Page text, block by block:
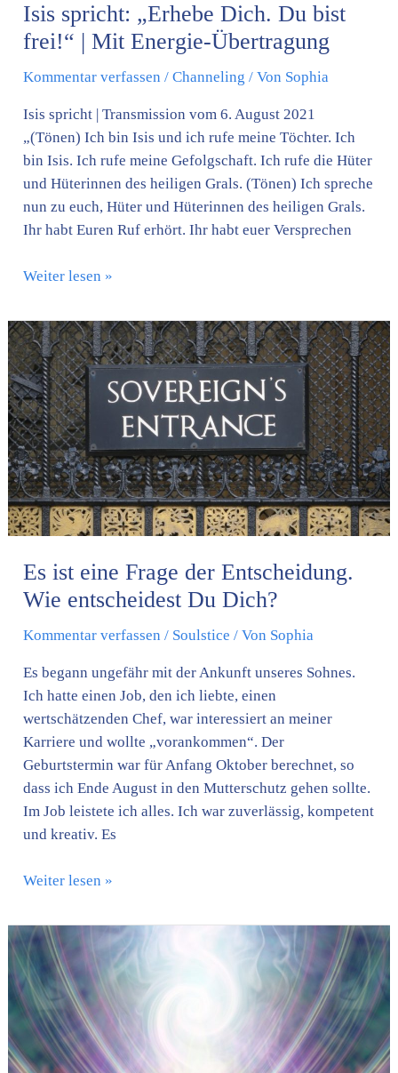
Isis spricht: „Erhebe Dich. Du bist
frei!“ | Mit Energie-Übertragung
Kommentar verfassen /Channeling / Von Sophia
Isis spricht | Transmission vom 6. August 2021
„(Tönen) Ich bin Isis und ich rufe meine Töchter. Ich
bin Isis. Ich rufe meine Gefolgschaft. Ich rufe die Hüter
und Hüterinnen des heiligen Grals. (Tönen) Ich spreche
nun zu euch, Hüter und Hüterinnen des heiligen Grals.
Ihr habt Euren Ruf erhört. Ihr habt euer Versprechen
Weiter lesen »
Es ist eine Frage der Entscheidung.
Wie entscheidest Du Dich?
Kommentar verfassen / Soulstice / Von Sophia
Es begann ungefähr mit der Ankunft unseres Sohnes.
Ich hatte einen Job, den ich liebte, einen
wertschätzenden Chef, war interessiert an meiner
Karriere und wollte „vorankommen“. Der
Geburtstermin war für Anfang Oktober berechnet, so
dass ich Ende August in den Mutterschutz gehen sollte.
Im Job leistete ich alles. Ich war zuverlässig, kompetent
und kreativ. Es
Es
ist
eine
Frage
der
Entscheidung.
Wie
entscheidest
Du
Dich?
Weiter lesen »
Der
mayanische
Aufstiegsprozess
der
Menschheit
ist